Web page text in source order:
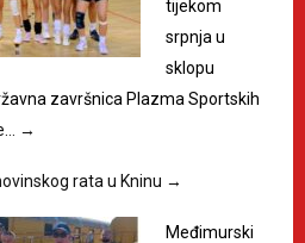
tijekom
srpnja u
sklopu
završnica Plazma Sportskih
→
rata u Kninu →
Međimurski